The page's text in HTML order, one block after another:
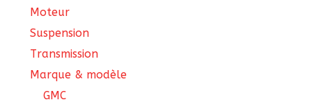
Moteur
Suspension
Transmission
Marque & modèle
GMC